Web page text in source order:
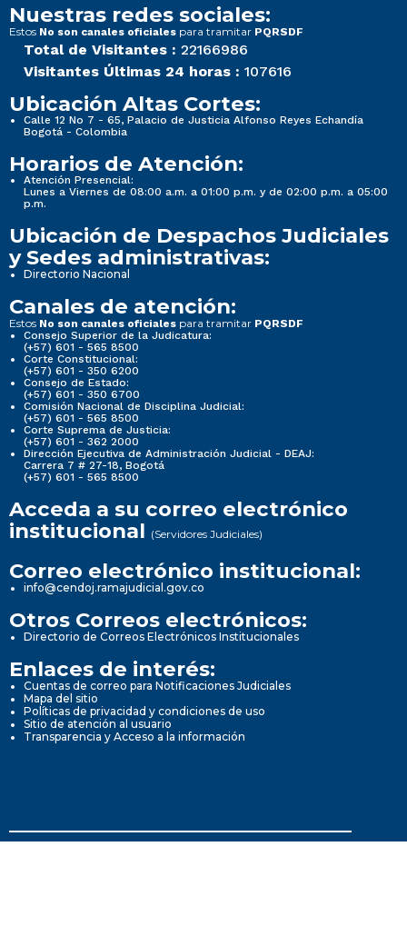
Nuestras redes sociales:
Estos No son canales oficiales para tramitar PQRSDF
Total de Visitantes : 22166986
Visitantes Últimas 24 horas : 107616
Ubicación Altas Cortes:
Calle 12 No 7 - 65, Palacio de Justicia Alfonso Reyes Echandía
Bogotá - Colombia
Horarios de Atención:
Atención Presencial:
Lunes a Viernes de 08:00 a.m. a 01:00 p.m. y de 02:00 p.m. a 05:00
p.m.
Ubicación de Despachos Judiciales
y Sedes administrativas:
Directorio Nacional
Canales de atención:
Estos No son canales oficiales para tramitar PQRSDF
Consejo Superior de la Judicatura:
(+57) 601 - 565 8500
Corte Constitucional:
(+57) 601 - 350 6200
Consejo de Estado:
(+57) 601 - 350 6700
Comisión Nacional de Disciplina Judicial:
(+57) 601 - 565 8500
Corte Suprema de Justicia:
(+57) 601 - 362 2000
Dirección Ejecutiva de Administración Judicial - DEAJ:
Carrera 7 # 27-18, Bogotá
(+57) 601 - 565 8500
Acceda a su correo electrónico
institucional (Servidores Judiciales)
Correo electrónico institucional:
info@cendoj.ramajudicial.gov.co
Otros Correos electrónicos:
Directorio de Correos Electrónicos Institucionales
Enlaces de interés:
Cuentas de correo para Notificaciones Judiciales
Mapa del sitio
Políticas de privacidad y condiciones de uso
Sitio de atención al usuario
Transparencia y Acceso a la información